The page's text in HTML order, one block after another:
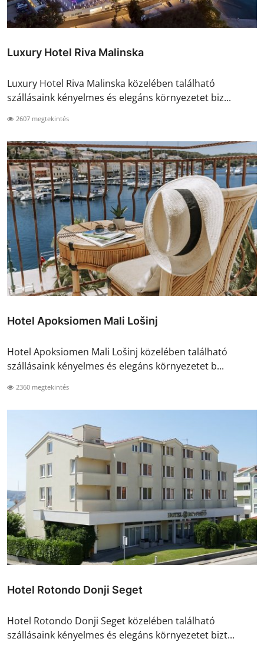
Luxury Hotel Riva Malinska
Luxury Hotel Riva Malinska közelében található
szállásaink kényelmes és elegáns környezetet biz...
2607 megtekintés
Hotel Apoksiomen Mali Lošinj
Hotel Apoksiomen Mali Lošinj közelében található
szállásaink kényelmes és elegáns környezetet b...
2360 megtekintés
Hotel Rotondo Donji Seget
Hotel Rotondo Donji Seget közelében található
szállásaink kényelmes és elegáns környezetet bizt...